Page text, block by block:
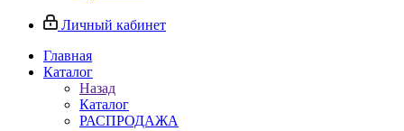
Личный кабинет
Главная
Каталог
Назад
Каталог
РАСПРОДАЖА